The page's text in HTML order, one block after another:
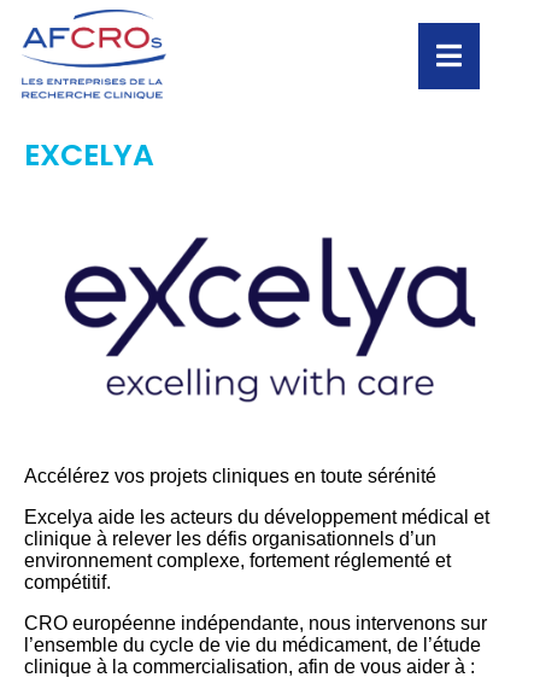
EXCELYA
Accélérez vos projets cliniques en toute sérénité
Excelya aide les acteurs du développement médical et
clinique à relever les défis organisationnels d’un
environnement complexe, fortement réglementé et
compétitif.
CRO européenne indépendante, nous intervenons sur
l’ensemble du cycle de vie du médicament, de l’étude
clinique à la commercialisation, afin de vous aider à :